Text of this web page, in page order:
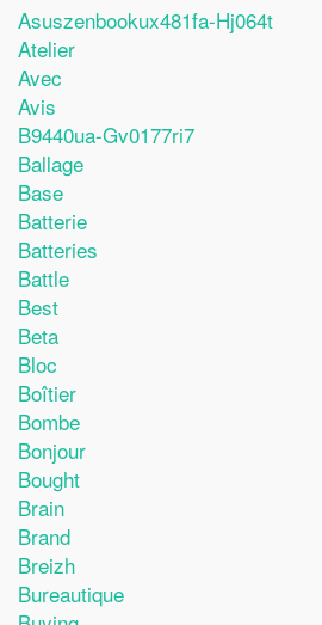
Asuszenbookux481fa-Hj064t
Atelier
Avec
Avis
B9440ua-Gv0177ri7
Ballage
Base
Batterie
Batteries
Battle
Best
Beta
Bloc
Boîtier
Bombe
Bonjour
Bought
Brain
Brand
Breizh
Bureautique